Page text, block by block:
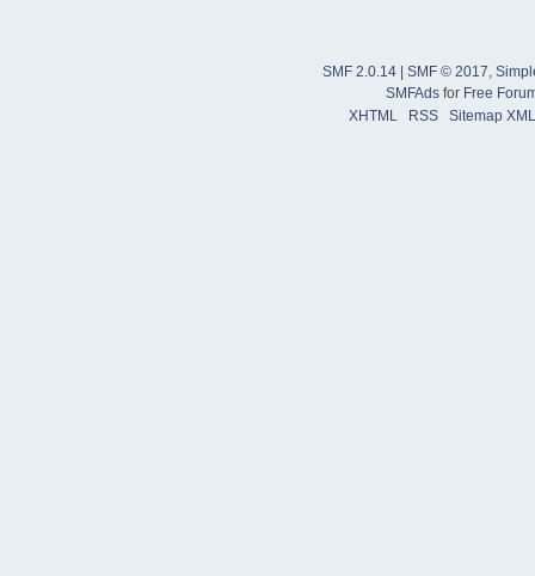
SMF 2.0.14 SMF © 2017,
SMFAdsfor Free
XHTML
RSS Sitemap XML